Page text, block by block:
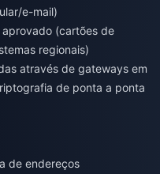
e-mail)
(cartões de
regionais)
através de gateways em
de ponta a ponta
de endereços